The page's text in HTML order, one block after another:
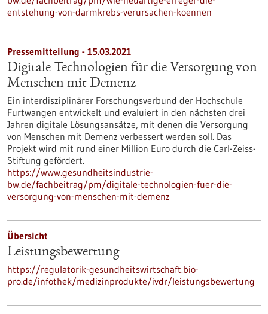
entstehung-von-darmkrebs-verursachen-koennen
Pressemitteilung - 15.03.2021
Digitale Technologien für die Versorgung von
Menschen mit Demenz
Ein interdisziplinärer Forschungsverbund der Hochschule
Furtwangen entwickelt und evaluiert in den nächsten drei
Jahren digitale Lösungsansätze, mit denen die Versorgung
von Menschen mit Demenz verbessert werden soll. Das
Projekt wird mit rund einer Million Euro durch die Carl-Zeiss-
Stiftung gefördert.
https://www.gesundheitsindustrie-
bw.de/fachbeitrag/pm/digitale-technologien-fuer-die-
versorgung-von-menschen-mit-demenz
Übersicht
Leistungsbewertung
https://regulatorik-gesundheitswirtschaft.bio-
pro.de/infothek/medizinprodukte/ivdr/leistungsbewertung